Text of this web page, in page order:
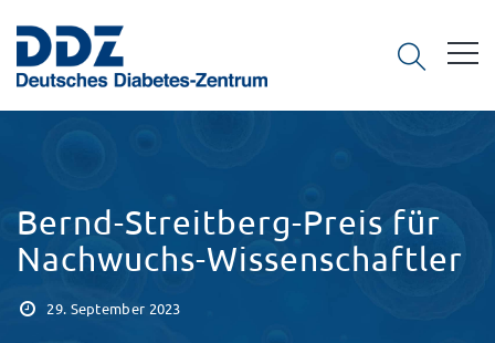
Bernd-Streitberg-Preis für
Nachwuchs-Wissenschaftler
29. September 2023